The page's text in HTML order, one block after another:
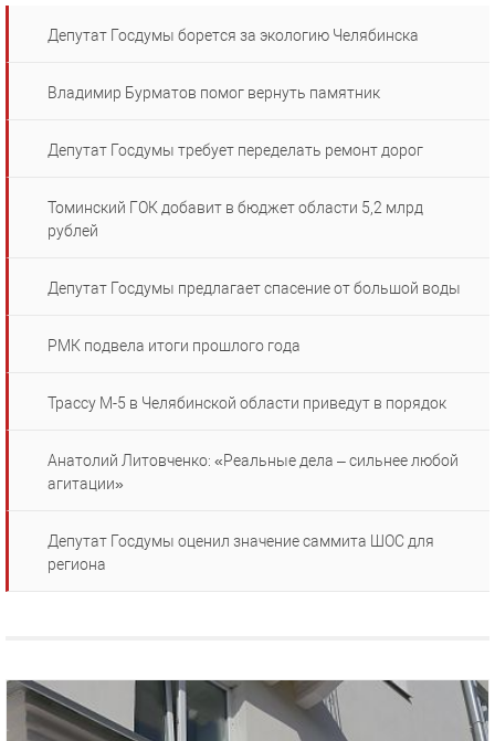
Депутат Госдумы борется за экологию Челябинска
Владимир Бурматов помог вернуть памятник
Депутат Госдумы требует переделать ремонт дорог
Томинский ГОК добавит в бюджет области 5,2 млрд
рублей
Депутат Госдумы предлагает спасение от большой воды
РМК подвела итоги прошлого года
Трассу М-5 в Челябинской области приведут в порядок
Анатолий Литовченко: «Реальные дела – сильнее любой
агитации»
Депутат Госдумы оценил значение саммита ШОС для
региона